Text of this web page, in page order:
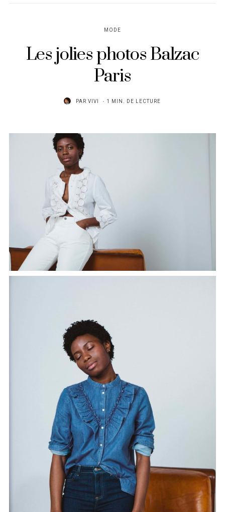
MODE
Les jolies photos Balzac
Paris
PAR VIVI 1 MIN. DE LECTURE